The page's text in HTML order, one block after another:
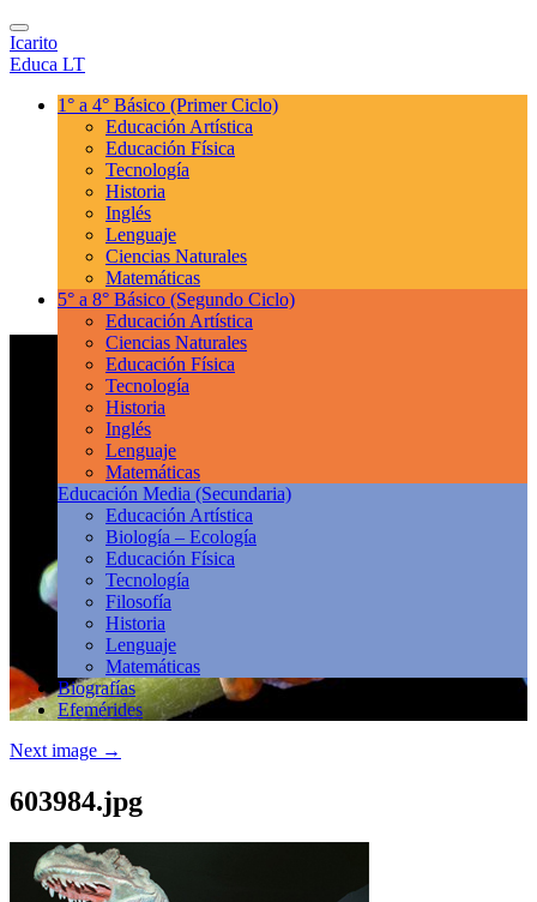
Icarito
Educa LT
1° a 4° Básico (Primer Ciclo)
Educación Artística
Educación Física
Tecnología
Historia
Inglés
Lenguaje
Ciencias Naturales
Matemáticas
5° a 8° Básico (Segundo Ciclo)
Educación Artística
Ciencias Naturales
Educación Física
Tecnología
Historia
Inglés
Lenguaje
Matemáticas
Educación Media (Secundaria)
Educación Artística
Biología – Ecología
Educación Física
Tecnología
Filosofía
Historia
Lenguaje
Matemáticas
Biografías
Efemérides
Next image →
603984.jpg